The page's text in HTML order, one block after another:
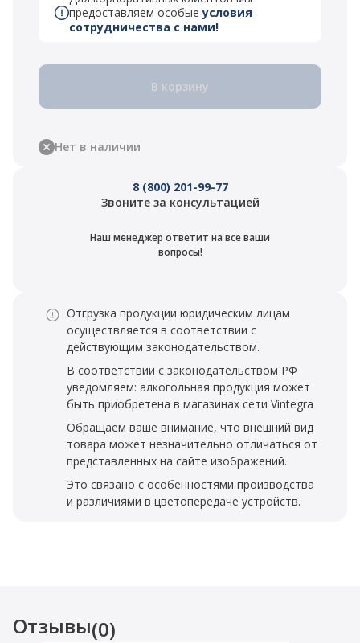
предоставляем особыеусловия
сотрудничества с нами!
В корзину
Нет в наличии
8 (800) 201-99-77
Звоните за консультацией
Наш менеджер ответит на все ваши
вопросы!
Отгрузка продукции юридическим лицам
осуществляется в соответствии с
действующим законодательством.
В соответствии с законодательством РФ
уведомляем: алкогольная продукция может
быть приобретена в магазинах сети Vintegra
Обращаем ваше внимание, что внешний вид
товара может незначительно отличаться от
представленных на сайте изображений.
Это связано с особенностями производства
и различиями в цветопередаче устройств.
Отзывы(0)